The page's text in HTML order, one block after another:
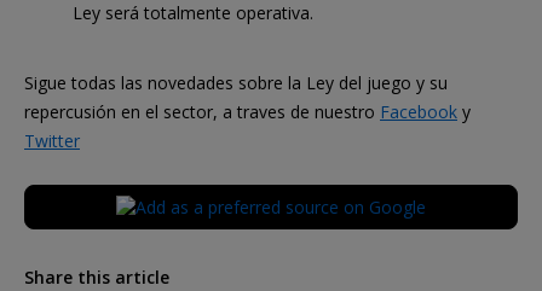
Ley será totalmente operativa.
Sigue todas las novedades sobre la Ley del juego y su
repercusión en el sector, a traves de nuestro Facebook y
Twitter
Share this article